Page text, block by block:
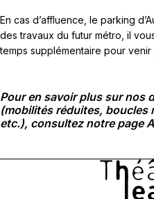
En cas d’affluence, le parking
des travaux du futur métro, il
temps supplémentaire pour venir
Pour en savoir plus sur nos
(mobilités réduites, boucles
etc.), consultez notre page